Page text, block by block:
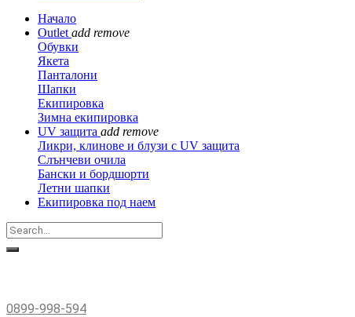
Начало
Outlet add remove
Обувки
Якета
Панталони
Шапки
Екипировка
Зимна екипировка
UV защита add remove
Ликри, клинове и блузи с UV защита
Слънчеви очила
Бански и бордшорти
Летни шапки
Екипировка под наем
0899-998-594